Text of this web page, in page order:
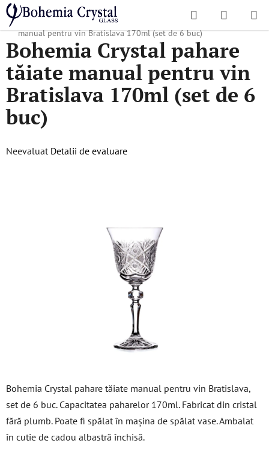
Treci
conținut
Căutare
DE
Acasă
/ Colecții populare / Bratislava
Bohemia Crystal pahare tăiate
manual pentru vin Bratislava 170ml (set de 6 buc)
Bohemia Crystal pahare tăiate manual pentru vin Bratislava,
set de 6 buc. Capacitatea paharelor 170ml. Fabricat din cristal
fără plumb. Poate fi spălat în mașina de spălat vase. Ambalat
în cutie de cadou albastră închisă.
Bohemia Crystal pahare
tăiate manual pentru vin
Bratislava 170ml (set de 6
buc)
Evaluarea
Neevaluat Detalii de evaluare